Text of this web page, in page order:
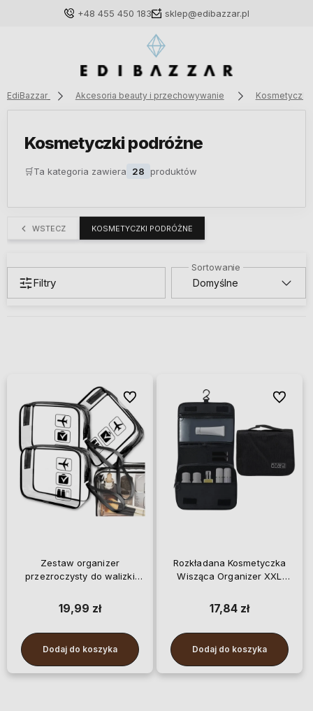
+48 455 450 183 sklep@edibazzar.pl
Załóż konto
Wybierz coś dla siebie z naszej aktualnej oferty lub
z poprzedniej sesji.
EdiBazzar Akcesoria beauty i przechowywanie Kosmetyczki
Kosmetyczki podróżne
🛒Ta kategoria zawiera 28 produktów
WSTECZ KOSMETYCZKI PODRÓŻNE
Filtry
Zestaw organizer
przezroczysty do walizki
19,99 zł
Dodaj do koszyka
Do ulubionych
Rozkładana Kosmetyczka
Wisząca Organizer XXL
17,84 zł
Dodaj do koszyka
Do